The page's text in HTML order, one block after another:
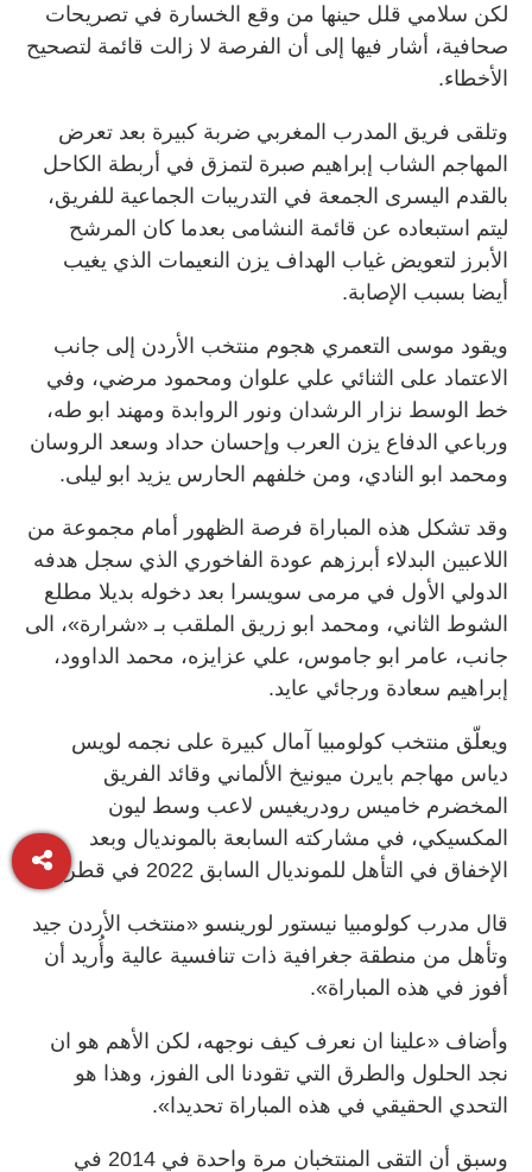
لكن سلامي قلل حينها من وقع الخسارة في تصريحات
صحافية، أشار فيها إلى أن الفرصة لا زالت قائمة لتصحيح
الأخطاء.
وتلقى فريق المدرب المغربي ضربة كبيرة بعد تعرض
المهاجم الشاب إبراهيم صبرة لتمزق في أربطة الكاحل
بالقدم اليسرى الجمعة في التدريبات الجماعية للفريق،
ليتم استبعاده عن قائمة النشامى بعدما كان المرشح
الأبرز لتعويض غياب الهداف يزن النعيمات الذي يغيب
أيضا بسبب الإصابة.
ويقود موسى التعمري هجوم منتخب الأردن إلى جانب
الاعتماد على الثنائي علي علوان ومحمود مرضي، وفي
خط الوسط نزار الرشدان ونور الروابدة ومهند ابو طه،
ورباعي الدفاع يزن العرب وإحسان حداد وسعد الروسان
ومحمد ابو النادي، ومن خلفهم الحارس يزيد ابو ليلى.
وقد تشكل هذه المباراة فرصة الظهور أمام مجموعة من
اللاعبين البدلاء أبرزهم عودة الفاخوري الذي سجل هدفه
الدولي الأول في مرمى سويسرا بعد دخوله بديلا مطلع
الشوط الثاني، ومحمد ابو زريق الملقب بـ «شرارة»، الى
جانب، عامر ابو جاموس، علي عزايزه، محمد الداوود،
إبراهيم سعادة ورجائي عايد.
ويعلّق منتخب كولومبيا آمال كبيرة على نجمه لويس
دياس مهاجم بايرن ميونيخ الألماني وقائد الفريق
المخضرم خاميس رودريغيس لاعب وسط ليون
المكسيكي، في مشاركته السابعة بالمونديال وبعد
الإخفاق في التأهل للمونديال السابق 2022 في قطر.
قال مدرب كولومبيا نيستور لورينسو «منتخب الأردن جيد
وتأهل من منطقة جغرافية ذات تنافسية عالية وأُريد أن
أفوز في هذه المباراة».
وأضاف «علينا ان نعرف كيف نوجهه، لكن الأهم هو ان
نجد الحلول والطرق التي تقودنا الى الفوز، وهذا هو
التحدي الحقيقي في هذه المباراة تحديدا».
وسبق أن التقى المنتخبان مرة واحدة في 2014 في